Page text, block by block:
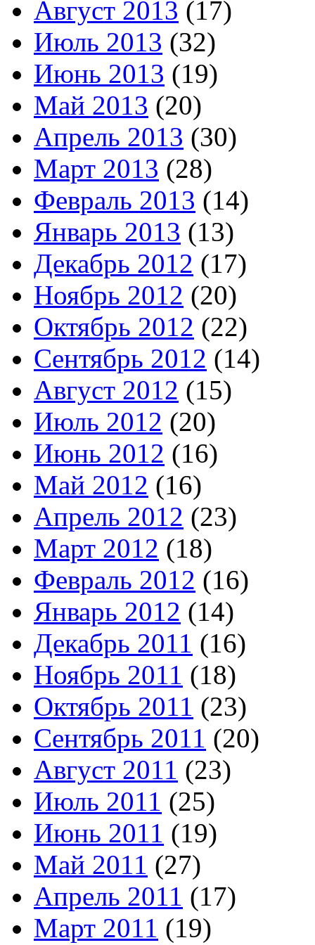
Август 2013 (17)
Июль 2013 (32)
Июнь 2013 (19)
Май 2013 (20)
Апрель 2013 (30)
Март 2013 (28)
Февраль 2013 (14)
Январь 2013 (13)
Декабрь 2012 (17)
Ноябрь 2012 (20)
Октябрь 2012 (22)
Сентябрь 2012 (14)
Август 2012 (15)
Июль 2012 (20)
Июнь 2012 (16)
Май 2012 (16)
Апрель 2012 (23)
Март 2012 (18)
Февраль 2012 (16)
Январь 2012 (14)
Декабрь 2011 (16)
Ноябрь 2011 (18)
Октябрь 2011 (23)
Сентябрь 2011 (20)
Август 2011 (23)
Июль 2011 (25)
Июнь 2011 (19)
Май 2011 (27)
Апрель 2011 (17)
Март 2011 (19)